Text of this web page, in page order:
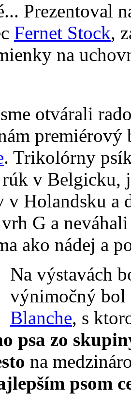
Prezentoval
Fernet Stock,
na
sme otvárali
. Trikolórny
v Belgicku,
v Holandsku a
G a
ako nádej a
Na výstavách
výnimočný bol
Blanche, s
psa zo
na
psom